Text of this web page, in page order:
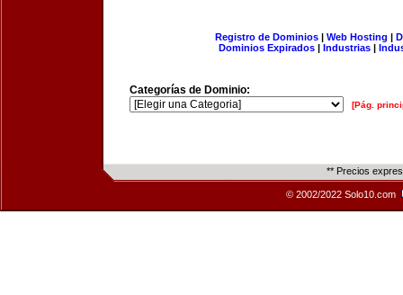
Registro de Dominios| Web Hosting |
Dominios Expirados | Industrias |
Categorías de Dominio:
[Pág.
** Precios
© 2002/2022 Solo10.com